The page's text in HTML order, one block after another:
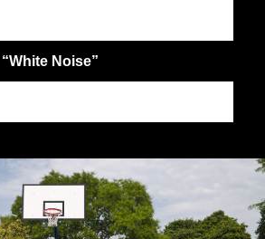
Ja 2 “Purple Sky” EP